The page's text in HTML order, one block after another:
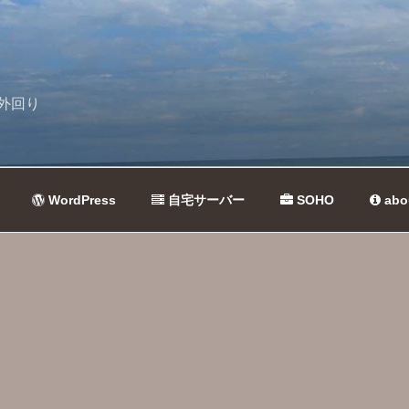
回り
WordPress 自宅サーバー SOHO